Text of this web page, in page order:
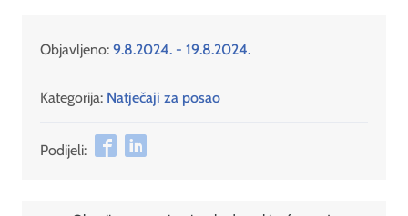
Objavljeno: 9.8.2024. - 19.8.2024.
Kategorija: Natječaji za posao
Podijeli: